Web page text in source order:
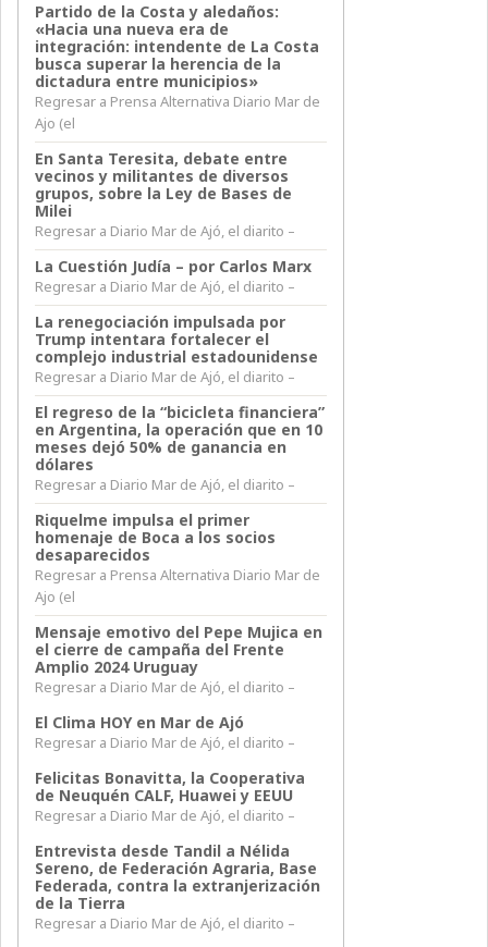
Partido de la Costa y aledaños:
«Hacia una nueva era de
integración: intendente de La Costa
busca superar la herencia de la
dictadura entre municipios»
Regresar a Prensa Alternativa Diario Mar de
Ajo (el
En Santa Teresita, debate entre
vecinos y militantes de diversos
grupos, sobre la Ley de Bases de
Milei
Regresar a Diario Mar de Ajó, el diarito –
La Cuestión Judía – por Carlos Marx
Regresar a Diario Mar de Ajó, el diarito –
La renegociación impulsada por
Trump intentara fortalecer el
complejo industrial estadounidense
Regresar a Diario Mar de Ajó, el diarito –
El regreso de la “bicicleta financiera”
en Argentina, la operación que en 10
meses dejó 50% de ganancia en
dólares
Regresar a Diario Mar de Ajó, el diarito –
Riquelme impulsa el primer
homenaje de Boca a los socios
desaparecidos
Regresar a Prensa Alternativa Diario Mar de
Ajo (el
Mensaje emotivo del Pepe Mujica en
el cierre de campaña del Frente
Amplio 2024 Uruguay
Regresar a Diario Mar de Ajó, el diarito –
El Clima HOY en Mar de Ajó
Regresar a Diario Mar de Ajó, el diarito –
Felicitas Bonavitta, la Cooperativa
de Neuquén CALF, Huawei y EEUU
Regresar a Diario Mar de Ajó, el diarito –
Entrevista desde Tandil a Nélida
Sereno, de Federación Agraria, Base
Federada, contra la extranjerización
de la Tierra
Regresar a Diario Mar de Ajó, el diarito –